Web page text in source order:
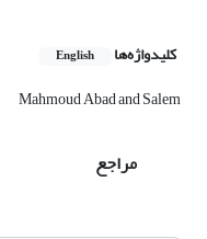
کلیدواژه‌ها English
Mahmoud Abad and Salem
مراجع